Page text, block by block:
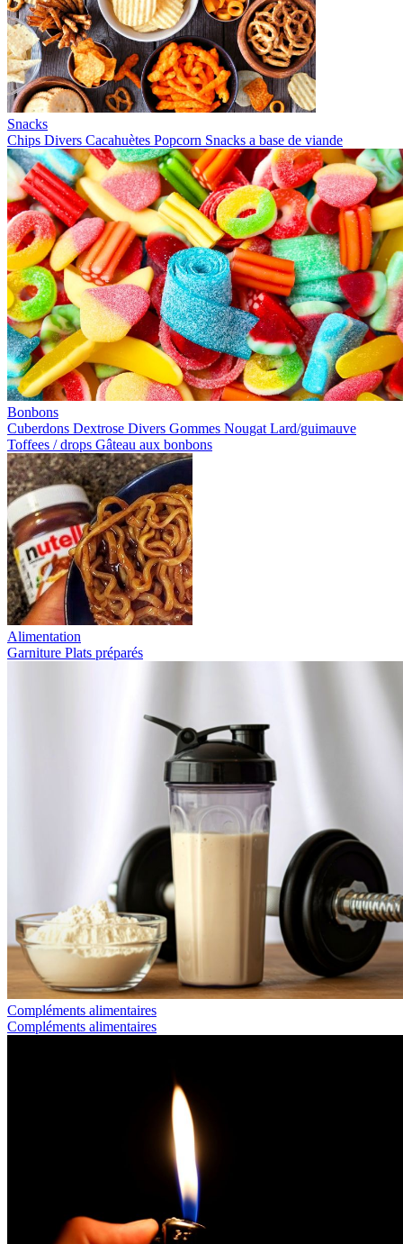
Snacks
Chips Divers Cacahuètes Popcorn Snacks a base de viande
Bonbons
Cuberdons Dextrose Divers Gommes Nougat Lard/guimauve
Toffees / drops Gâteau aux bonbons
Alimentation
Garniture Plats préparés
Compléments alimentaires
Compléments alimentaires